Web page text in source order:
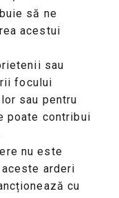
să ne
acestui
sau
focului
sau pentru
poate contribui
nu este
arderi
cu